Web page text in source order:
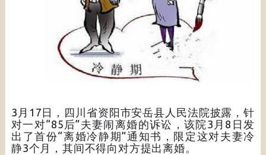
3月17日，四川省资阳市安岳县人民法院披露，针
对一对“85后”夫妻闹离婚的诉讼，该院3月8日发
出了首份“离婚冷静期”通知书，限定这对夫妻冷
静3个月，其间不得向对方提出离婚。